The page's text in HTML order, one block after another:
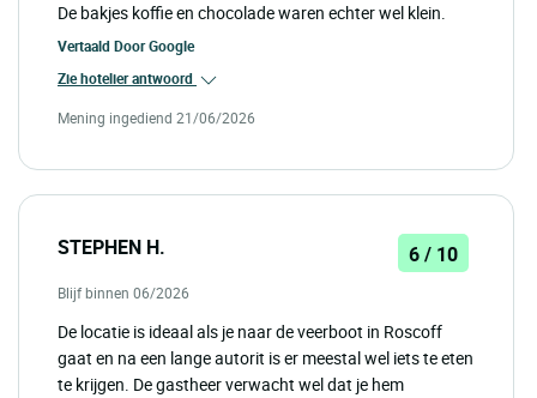
De bakjes koffie en chocolade waren echter wel klein.
Vertaald DoorGoogle
Zie hotelier antwoord
Mening ingediend 21/06/2026
STEPHEN H. 6 / 10
Blijf binnen 06/2026
De locatie is ideaal als je naar de veerboot in Roscoff
gaat en na een lange autorit is er meestal wel iets te eten
te krijgen. De gastheer verwacht wel dat je hem